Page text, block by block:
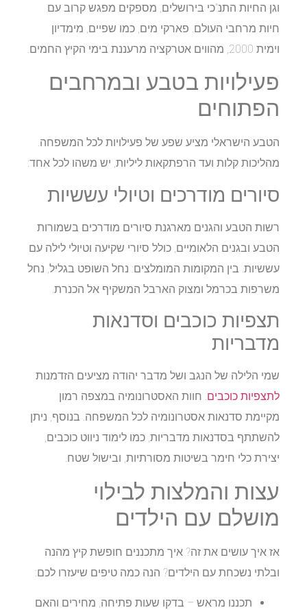
וגן החיות התנ"כי בירושלים, מספקים מפגש קרוב עם
חיות מרחבי העולם. פארקי מים, כמו שפיים, מימדיון
וימית 2000, מהווים אטרקציה מרעננת בימי הקיץ החמים.
פעילויות בטבע ובמרחבים
הפתוחים
הטבע הישראלי מציע שפע של פעילויות לכל המשפחה.
מהליכות קלות ועד הרפתקאות ליליות, יש משהו לכל אחד:​
סיורים מודרכים וטיולי עששיות
רשות הטבע והגנים מארגנת סיורים מודרכים בשמורות
הטבע ובגנים הלאומיים, כולל סיורי שקיעה וטיולי לילה עם
עששיות. בין המקומות המומלצים: נחל השופט בגליל, נחל
משרפות בכרמל ומצוק הארבל המשקיף אל הכנרת.​
תצפיות כוכבים וסדנאות
מדבריות
שמי הלילה של הנגב ושל מדבר יהודה מציעים הזדמנות
לתצפיות כוכבים. חוות האסטרונומיה במצפה רמון
מקיימת סדנאות אסטרונומיה לכל המשפחה. בנוסף, ניתן
להשתתף בסדנאות מדבריות, כמו לימוד ניווט כוכבים,
יצירת כלי חימר בשיטות מסורתיות, ובישול שטח.
עצות והמלצות לבילוי
מושלם עם הילדים
אז איך עושים את זה? איך מתכננים חופשת קיץ מהנה
ובלתי נשכחת עם הילדים? הנה כמה טיפים שיעזרו לכם:
תכננו מראש– בדקו שעות פתיחה, מחירים והאם